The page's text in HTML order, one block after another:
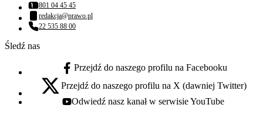
Numer telefonu:
801 04 45 45
Adres email:
redakcja@prawo.pl
Numer telefonu:
22 535 88 00
Śledź nas
facebook - otwiera się w nowej karcie
Przejdź do naszego profilu na Facebooku
x - otwiera się w nowej karcie
Przejdź do naszego profilu na X (dawniej Twitter)
youtube - otwiera się w nowej karcie
Odwiedź nasz kanał w serwisie YouTube